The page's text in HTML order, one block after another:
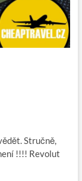
Stručně,
!!!! Revolut